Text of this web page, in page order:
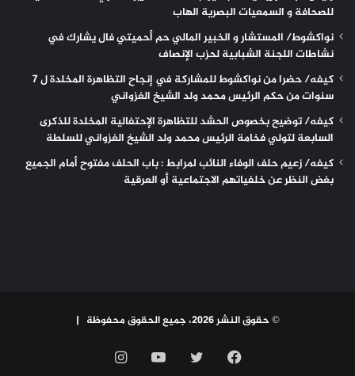
للصحافة و السمعيات البصرية الهاب
نواكشوط/ المستشار و الخبير المالي حم أحميتي فال يشارك في
نشاطات اللجنة الشبابية لحزب الإنصاف
كيفه/ حضرا من نواكشوط للمشاركة في إنجاح التظاهرة المخلدة ل 7
سنوات من حكم الرئيس محمد ولد الشيخ الغزواني
كيفه/ توضيح بخصوص الحشد للتظاهرة الإحتفالية المخلدة للذكرى
السابعة لتولي فخامة الرئيس محمد ولد الشيخ الغزواني للسلطة
كيفه/ زعيم حلف الوفاء النائب لمرابط : باب الحلف مفتوح أمام الجميع
بغض النظر عن خلفياتهم الاجتماعية أو العرقية
© حقوق النشر 2026، جميع الحقوق محفوظة |
فيسبوك تويتر يوتيوب